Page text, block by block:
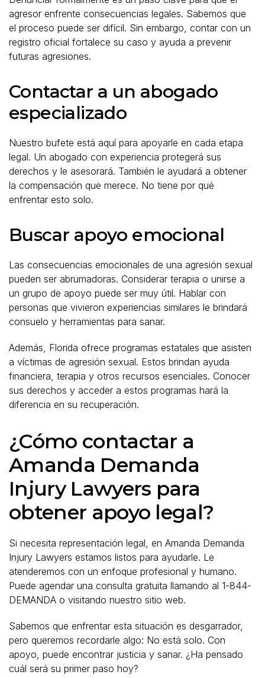
agresor enfrente consecuencias legales. Sabemos que
el proceso puede ser difícil. Sin embargo, contar con un
registro oficial fortalece su caso y ayuda a prevenir
futuras agresiones.
Contactar a un abogado
especializado
Nuestro bufete está aquí para apoyarle en cada etapa
legal. Un abogado con experiencia protegerá sus
derechos y le asesorará. También le ayudará a obtener
la compensación que merece. No tiene por qué
enfrentar esto solo.
Buscar apoyo emocional
Las consecuencias emocionales de una agresión sexual
pueden ser abrumadoras. Considerar terapia o unirse a
un grupo de apoyo puede ser muy útil. Hablar con
personas que vivieron experiencias similares le brindará
consuelo y herramientas para sanar.
Además, Florida ofrece programas estatales que asisten
a víctimas de agresión sexual. Estos brindan ayuda
financiera, terapia y otros recursos esenciales. Conocer
sus derechos y acceder a estos programas hará la
diferencia en su recuperación.
¿Cómo contactar a
Amanda Demanda
Injury Lawyers para
obtener apoyo legal?
Si necesita representación legal, en Amanda Demanda
Injury Lawyers estamos listos para ayudarle. Le
atenderemos con un enfoque profesional y humano.
Puede agendar una consulta gratuita llamando al 1-844-
DEMANDA o visitando nuestro sitio web.
Sabemos que enfrentar esta situación es desgarrador,
pero queremos recordarle algo: No está solo. Con
apoyo, puede encontrar justicia y sanar. ¿Ha pensado
cuál será su primer paso hoy?